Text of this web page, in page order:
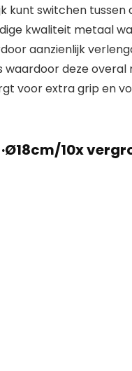
kunt switchen
kwaliteit metaal
aanzienlijk
deze
voor extra grip en
10x